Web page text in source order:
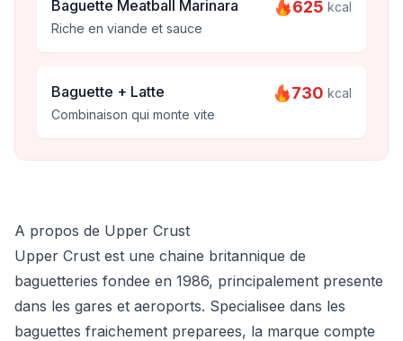
Baguette Meatball Marinara
Riche en viande et sauce
625 kcal
Baguette + Latte
Combinaison qui monte vite
730 kcal
A propos de Upper Crust
Upper Crust est une chaine britannique de
baguetteries fondee en 1986, principalement presente
dans les gares et aeroports. Specialisee dans les
baguettes fraichement preparees, la marque compte